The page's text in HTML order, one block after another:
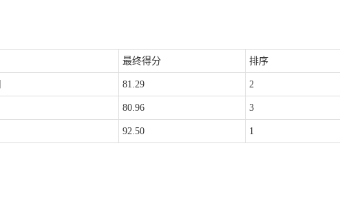
最终得分 排序
81.29 2
80.96 3
92.50 1